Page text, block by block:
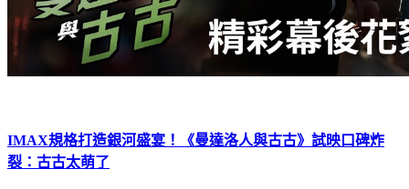
IMAX規格打造銀河盛宴！《曼達洛人與古古》試映口碑炸
裂：古古太萌了